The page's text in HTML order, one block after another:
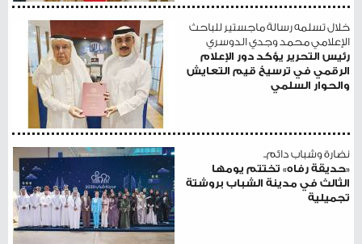
خلال تسلمه رسالة ماجستير للباحث
الإعلامي محمد وجدي الدوسري
رئيس التحرير يؤكد دور الإعلام
الرقمي في ترسيخ قيم التعايش
والحوار السلمي
نضارة وشباب دائم..
«حديقة رفاه» تختتم يومها
الثالث في مدينة الشباب بروشتة
تجميلية